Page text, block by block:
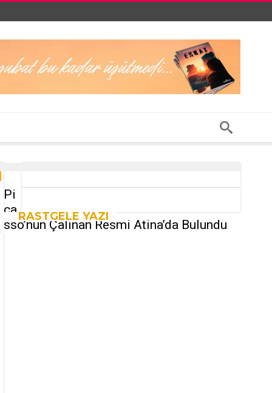
RASTGELE YAZI
Pi
ca
sso’nun Çalınan Resmi Atina’da Bulundu